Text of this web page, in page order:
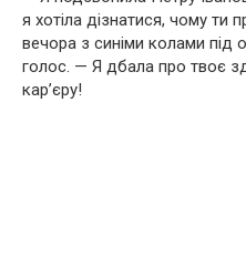
я хотіла дізнатися, чому ти
вечора з синіми колами
голос. — Я дбала про твоє
кар’єру!